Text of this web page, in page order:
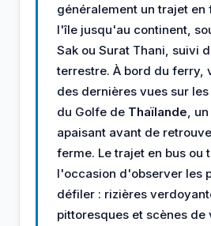
généralement un trajet en
l'île jusqu'au continent,
Sak ou Surat Thani, suivi
terrestre. À bord du ferry,
des dernières vues sur
du Golfe de Thaïlande ,
apaisant avant de
ferme. Le trajet en bus ou
l'occasion d'observer les
défiler : rizières
pittoresques et scènes de